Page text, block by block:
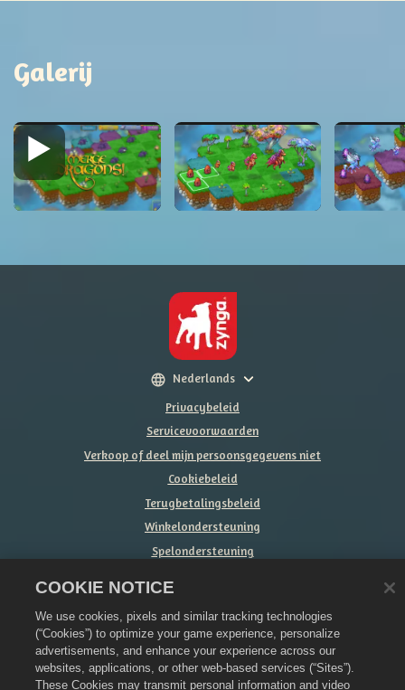
Galerij
Privacybeleid
Servicevoorwaarden
Verkoop of deel mijn persoonsgegevens niet
Cookiebeleid
Terugbetalingsbeleid
Winkelondersteuning
Spelondersteuning
handelsmerken van Zynga, Inc. Alle rechten voorbehouden. De winkel van
Merge Dragons! wordt beheerd door Zynga, Inc. Aanbiedingen zijn alleen
in-game in Merge Dragons! geldig. De beschikbaarheid van aanbiedingen
en prijzen verschilt per regio.
Nederlands
COOKIE NOTICE
We use cookies, pixels and similar tracking technologies
(“Cookies”) to optimize your game experience, personalize
advertisements, and enhance your experience across our
websites, applications, or other web-based services (“Sites”).
These Cookies may transmit personal information and video